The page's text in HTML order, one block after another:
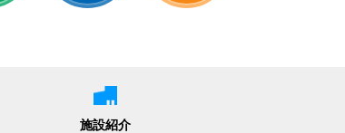
施設紹介